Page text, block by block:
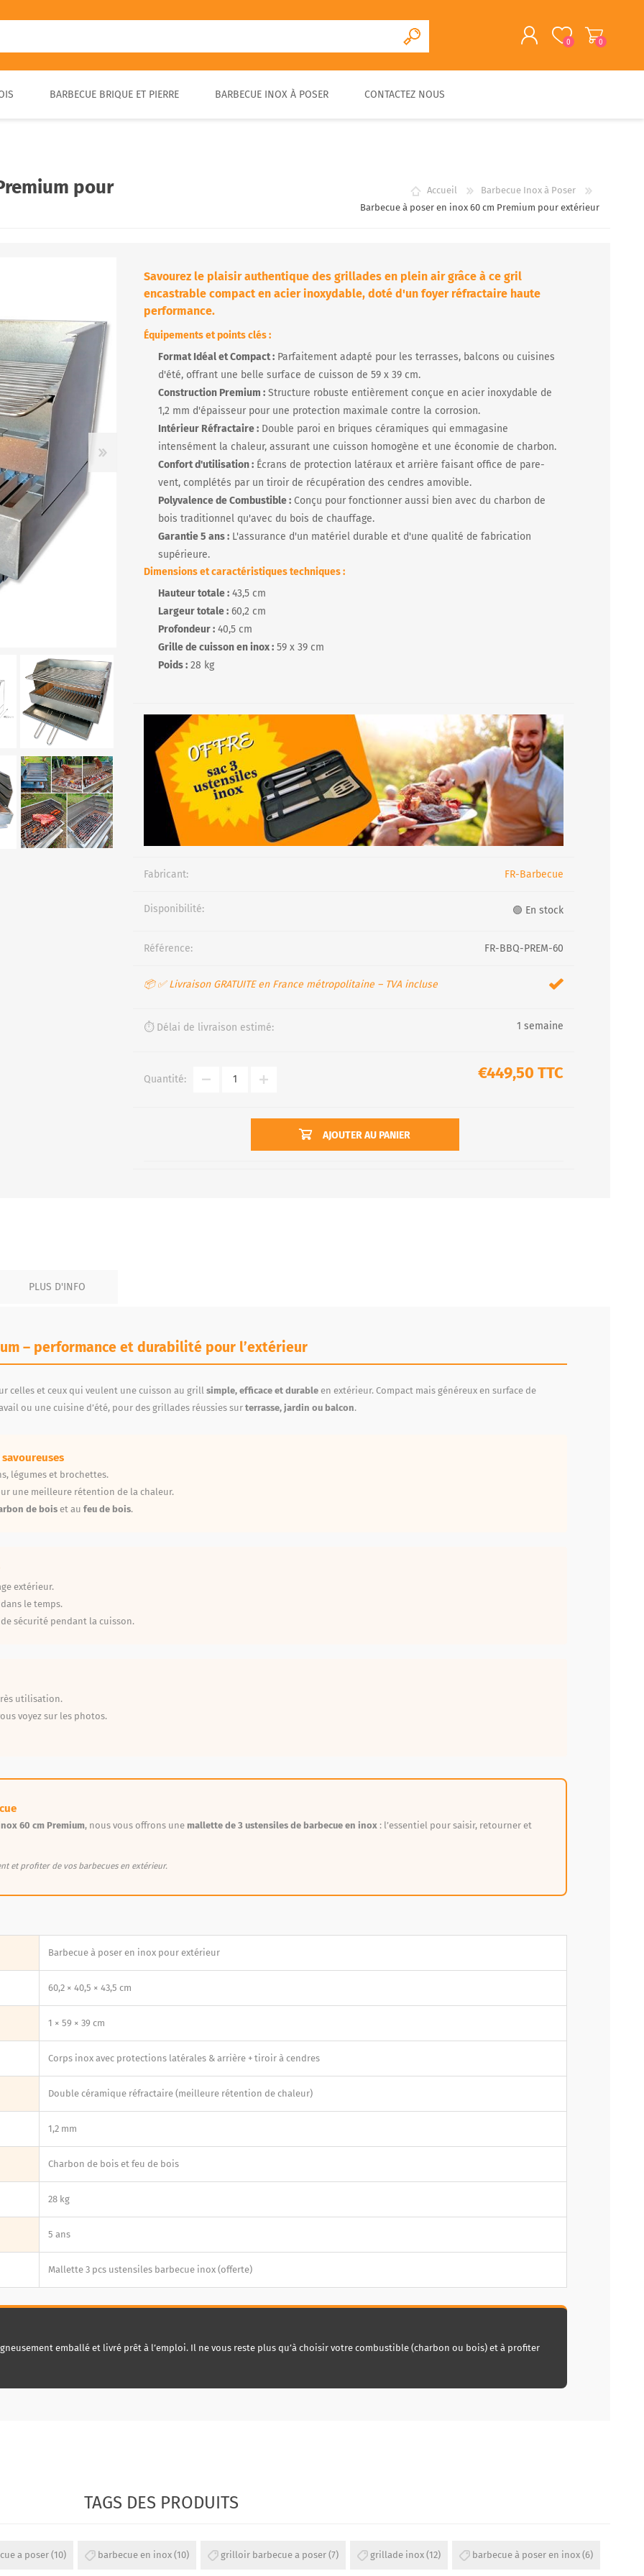
S'ENREGISTRER
0 0
BARBECUE BRIQUE ET PIERRE BARBECUE INOX À POSER CONTACTEZ NOUS
Accueil
Barbecue Inox à Poser
Barbecue à poser en inox 60 cm Premium pour extérieur
pour
Savourez le plaisir authentique des grillades en plein air grâce à ce gril
encastrable compact en acier inoxydable, doté d'un foyer réfractaire haute
performance.
Équipements et points clés :
Format Idéal et Compact : Parfaitement adapté pour les terrasses, balcons ou cuisines
d'été, offrant une belle surface de cuisson de 59 x 39 cm.
Construction Premium : Structure robuste entièrement conçue en acier inoxydable de
1,2 mm d'épaisseur pour une protection maximale contre la corrosion.
Intérieur Réfractaire : Double paroi en briques céramiques qui emmagasine
intensément la chaleur, assurant une cuisson homogène et une économie de charbon.
Confort d'utilisation : Écrans de protection latéraux et arrière faisant office de pare-
vent, complétés par un tiroir de récupération des cendres amovible.
Polyvalence de Combustible : Conçu pour fonctionner aussi bien avec du charbon de
bois traditionnel qu'avec du bois de chauffage.
Garantie 5 ans : L'assurance d'un matériel durable et d'une qualité de fabrication
supérieure.
Dimensions et caractéristiques techniques :
Hauteur totale : 43,5 cm
Largeur totale : 60,2 cm
Profondeur : 40,5 cm
Grille de cuisson en inox : 59 x 39 cm
Poids : 28 kg
Fabricant: FR-Barbecue
Disponibilité: 🟢 En stock
Référence: FR-BBQ-PREM-60
📦 ✅ Livraison GRATUITE en France métropolitaine – TVA incluse
⏱️ Délai de livraison estimé: 1 semaine
€449,50 TTC
Quantité:
AJOUTER AU PANIER
PLUS D'INFO
– performance et durabilité pour l’extérieur
celles et ceux qui veulent une cuisson au grill simple, efficace et durable en extérieur. Compact mais généreux en surface de
ou une cuisine d’été, pour des grillades réussies sur terrasse, jardin ou balcon.
légumes et brochettes.
une meilleure rétention de la chaleur.
de bois et au feu de bois.
extérieur.
le temps.
sécurité pendant la cuisson.
utilisation.
voyez sur les photos.
60 cm Premium, nous vous offrons une mallette de 3 ustensiles de barbecue en inox : l’essentiel pour saisir, retourner et
et profiter de vos barbecues en extérieur.
Barbecue à poser en inox pour extérieur
60,2 × 40,5 × 43,5 cm
1 × 59 × 39 cm
Corps inox avec protections latérales & arrière + tiroir à cendres
Double céramique réfractaire (meilleure rétention de chaleur)
1,2 mm
Charbon de bois et feu de bois
28 kg
5 ans
Mallette 3 pcs ustensiles barbecue inox (offerte)
emballé et livré prêt à l’emploi. Il ne vous reste plus qu’à choisir votre combustible (charbon ou bois) et à profiter
TAGS DES PRODUITS
a poser (10) barbecue en inox (10) grilloir barbecue a poser (7) grillade inox (12) barbecue à poser en inox (6)